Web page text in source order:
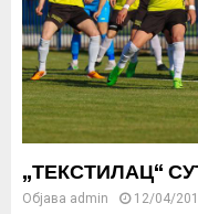
„ТЕКСТИЛАЦ“
Објава admin 12/04/